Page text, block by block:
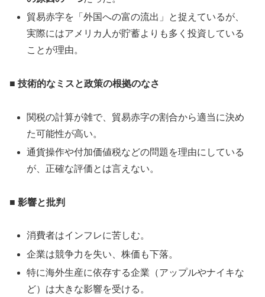
貿易赤字を「外国への富の流出」と捉えているが、
実際にはアメリカ人が貯蓄よりも多く投資している
ことが理由。
■ 技術的なミスと政策の根拠のなさ
関税の計算が雑で、貿易赤字の割合から適当に決め
た可能性が高い。
通貨操作や付加価値税などの問題を理由にしている
が、正確な評価とは言えない。
■ 影響と批判
消費者はインフレに苦しむ。
企業は競争力を失い、株価も下落。
特に海外生産に依存する企業（アップルやナイキな
ど）は大きな影響を受ける。